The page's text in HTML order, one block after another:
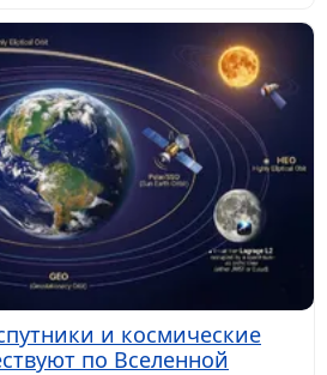
и космические
по Вселенной